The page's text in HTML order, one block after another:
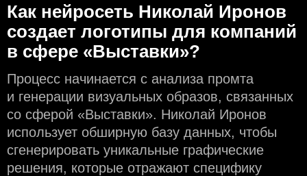
Как нейросеть Николай Иронов
создаeт логотипы для компаний
в сфере «Выставки»?
Процесс начинается с анализа промта
и генерации визуальных образов, связанных
со сферой «Выставки». Николай Иронов
использует обширную базу данных, чтобы
сгенерировать уникальные графические
решения, которые отражают специфику